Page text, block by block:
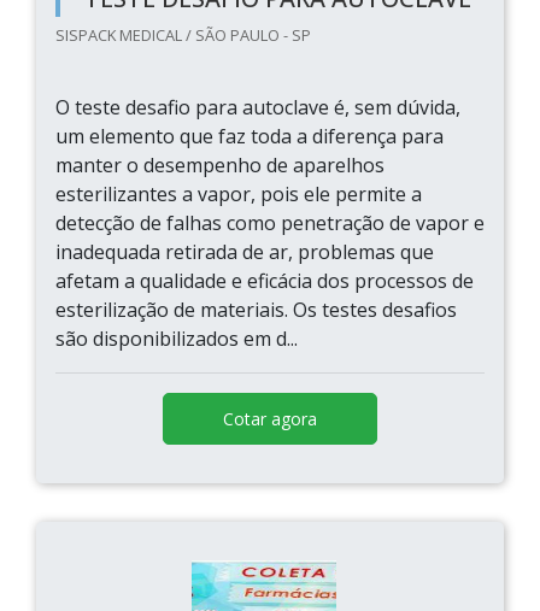
SISPACK MEDICAL / SÃO PAULO - SP
O teste desafio para autoclave é, sem dúvida,
um elemento que faz toda a diferença para
manter o desempenho de aparelhos
esterilizantes a vapor, pois ele permite a
detecção de falhas como penetração de vapor e
inadequada retirada de ar, problemas que
afetam a qualidade e eficácia dos processos de
esterilização de materiais. Os testes desafios
são disponibilizados em d...
Cotar agora